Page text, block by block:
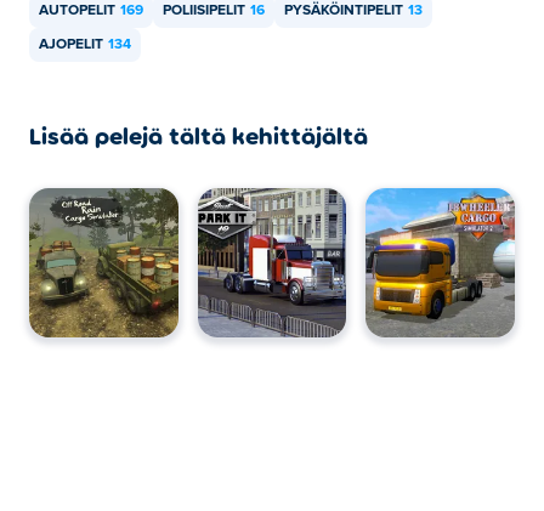
AUTOPELIT 169 POLIISIPELIT 16 PYSÄKÖINTIPELIT 13
AJOPELIT 134
Lisää pelejä tältä kehittäjältä